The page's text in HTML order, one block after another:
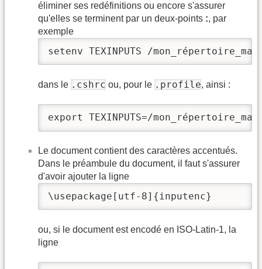
éliminer ses redéfinitions ou encore s'assurer
qu'elles se terminent par un deux-points :, par
exemple
setenv TEXINPUTS /
dans le .cshrc ou, pour le .profile, ainsi :
export TEXINPUTS=/
Le document contient des caractères accentués.
Dans le préambule du document, il faut s'assurer
d'avoir ajouter la ligne
\usepackage[utf-8]{inputenc}
ou, si le document est encodé en ISO-Latin-1, la
ligne